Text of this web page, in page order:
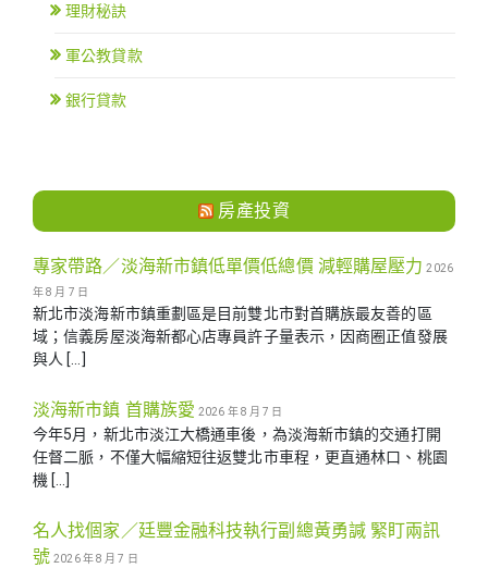
理財秘訣
軍公教貸款
銀行貸款
房產投資
專家帶路／淡海新市鎮低單價低總價 減輕購屋壓力 2026
年 8 月 7 日
新北市淡海新市鎮重劃區是目前雙北市對首購族最友善的區
域；信義房屋淡海新都心店專員許子量表示，因商圈正值發展
與人 […]
淡海新市鎮 首購族愛 2026 年 8 月 7 日
今年5月，新北市淡江大橋通車後，為淡海新市鎮的交通打開
任督二脈，不僅大幅縮短往返雙北市車程，更直通林口、桃園
機 […]
名人找個家／廷豐金融科技執行副總黃勇諴 緊盯兩訊
號 2026 年 8 月 7 日